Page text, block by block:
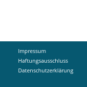
Impressum
Haftungsausschluss
Datenschutzerklärung